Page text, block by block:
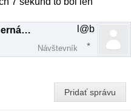
Re: Ubuntu 8.10 hibernácia na notebooku napájanom z batérie
l@b
Návštevník
Pridať správu